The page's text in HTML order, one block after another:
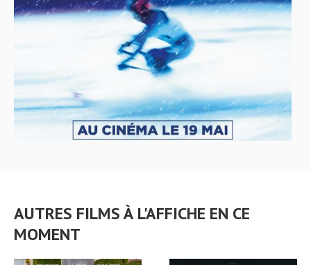
AUTRES FILMS À L'AFFICHE EN CE
MOMENT